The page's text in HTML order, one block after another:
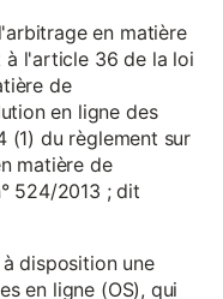
en matière
à l'article 36 de la loi
de
en ligne des
(1) du règlement sur
matière de
524/2013 ; dit
disposition une
en ligne (OS), qui